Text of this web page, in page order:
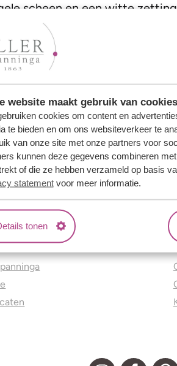
website maakt gebruik van cookies
cookies om content en
te bieden en om ons websiteverkeer te
van onze site met onze partners voor
kunnen deze gegevens combineren
of die ze hebben verzameld op basis
statementvoor meer informatie.
tonen
scheen en een witte
ons